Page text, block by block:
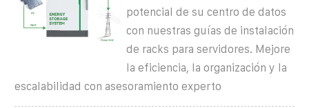
potencial de su centro de datos
con nuestras guías de instalación
de racks para servidores. Mejore
la eficiencia, la organización y la
escalabilidad con asesoramiento experto